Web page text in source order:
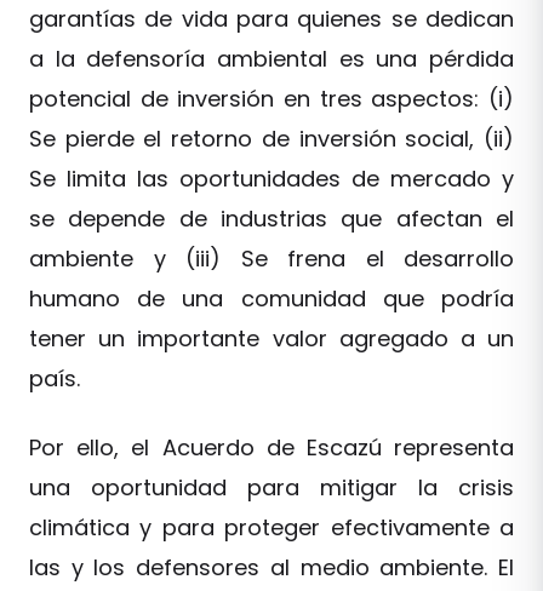
garantías de vida para quienes se dedican
a la defensoría ambiental es una pérdida
potencial de inversión en tres aspectos: (i)
Se pierde el retorno de inversión social, (ii)
Se limita las oportunidades de mercado y
se depende de industrias que afectan el
ambiente y (iii) Se frena el desarrollo
humano de una comunidad que podría
tener un importante valor agregado a un
país.
Por ello, el Acuerdo de Escazú representa
una oportunidad para mitigar la crisis
climática y para proteger efectivamente a
las y los defensores al medio ambiente. El